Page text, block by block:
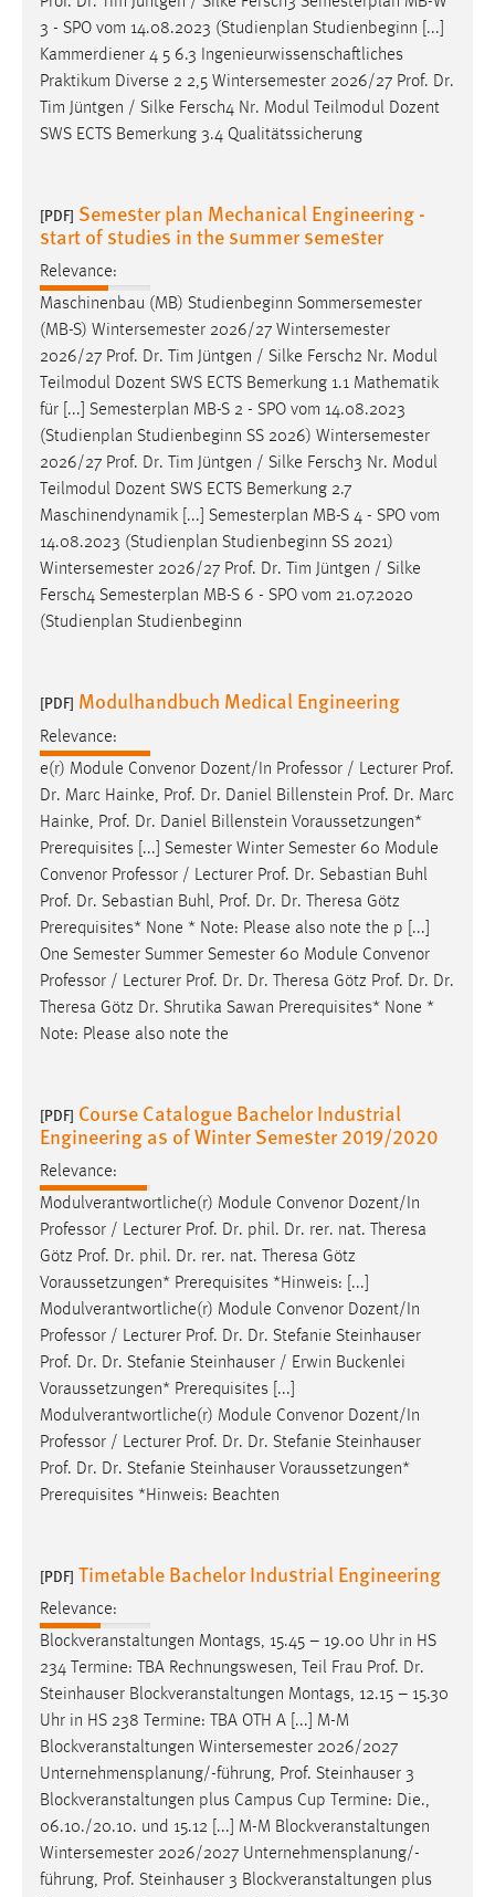
3 - SPO vom 14.08.2023 (Studienplan Studienbeginn [...]
Kammerdiener 4 5 6.3 Ingenieurwissenschaftliches
Praktikum Diverse 2 2,5 Wintersemester 2026/27 Prof. Dr.
Tim Jüntgen / Silke Fersch4 Nr. Modul Teilmodul Dozent
SWS ECTS Bemerkung 3.4 Qualitätssicherung
[PDF] Semester plan Mechanical Engineering -
start of studies in the summer semester
Relevance:
Maschinenbau (MB) Studienbeginn Sommersemester
(MB-S) Wintersemester 2026/27 Wintersemester
2026/27 Prof. Dr. Tim Jüntgen / Silke Fersch2 Nr. Modul
Teilmodul Dozent SWS ECTS Bemerkung 1.1 Mathematik
für [...] Semesterplan MB-S 2 - SPO vom 14.08.2023
(Studienplan Studienbeginn SS 2026) Wintersemester
2026/27 Prof. Dr. Tim Jüntgen / Silke Fersch3 Nr. Modul
Teilmodul Dozent SWS ECTS Bemerkung 2.7
Maschinendynamik [...] Semesterplan MB-S 4 - SPO vom
14.08.2023 (Studienplan Studienbeginn SS 2021)
Wintersemester 2026/27 Prof. Dr. Tim Jüntgen / Silke
Fersch4 Semesterplan MB-S 6 - SPO vom 21.07.2020
(Studienplan Studienbeginn
[PDF] Modulhandbuch Medical Engineering
Relevance:
e(r) Module Convenor Dozent/In Professor / Lecturer Prof.
Dr. Marc Hainke, Prof. Dr. Daniel Billenstein Prof. Dr. Marc
Hainke, Prof. Dr. Daniel Billenstein Voraussetzungen*
Prerequisites [...] Semester Winter Semester 60 Module
Convenor Professor / Lecturer Prof. Dr. Sebastian Buhl
Prof. Dr. Sebastian Buhl, Prof. Dr. Dr. Theresa Götz
Prerequisites* None * Note: Please also note the p [...]
One Semester Summer Semester 60 Module Convenor
Professor / Lecturer Prof. Dr. Dr. Theresa Götz Prof. Dr. Dr.
Theresa Götz Dr. Shrutika Sawan Prerequisites* None *
Note: Please also note the
[PDF] Course Catalogue Bachelor Industrial
Engineering as of Winter Semester 2019/2020
Relevance:
Modulverantwortliche(r) Module Convenor Dozent/In
Professor / Lecturer Prof. Dr. phil. Dr. rer. nat. Theresa
Götz Prof. Dr. phil. Dr. rer. nat. Theresa Götz
Voraussetzungen* Prerequisites *Hinweis: [...]
Modulverantwortliche(r) Module Convenor Dozent/In
Professor / Lecturer Prof. Dr. Dr. Stefanie Steinhauser
Prof. Dr. Dr. Stefanie Steinhauser / Erwin Buckenlei
Voraussetzungen* Prerequisites [...]
Modulverantwortliche(r) Module Convenor Dozent/In
Professor / Lecturer Prof. Dr. Dr. Stefanie Steinhauser
Prof. Dr. Dr. Stefanie Steinhauser Voraussetzungen*
Prerequisites *Hinweis: Beachten
[PDF] Timetable Bachelor Industrial Engineering
Relevance:
Blockveranstaltungen Montags, 15.45 – 19.00 Uhr in HS
234 Termine: TBA Rechnungswesen, Teil Frau Prof. Dr.
Steinhauser Blockveranstaltungen Montags, 12.15 – 15.30
Uhr in HS 238 Termine: TBA OTH A [...] M-M
Blockveranstaltungen Wintersemester 2026/2027
Unternehmensplanung/-führung, Prof. Steinhauser 3
Blockveranstaltungen plus Campus Cup Termine: Die.,
06.10./20.10. und 15.12 [...] M-M Blockveranstaltungen
Wintersemester 2026/2027 Unternehmensplanung/-
führung, Prof. Steinhauser 3 Blockveranstaltungen plus